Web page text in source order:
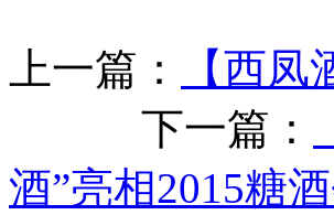
上一篇：
【西
下一篇：
酒”亮相2015糖